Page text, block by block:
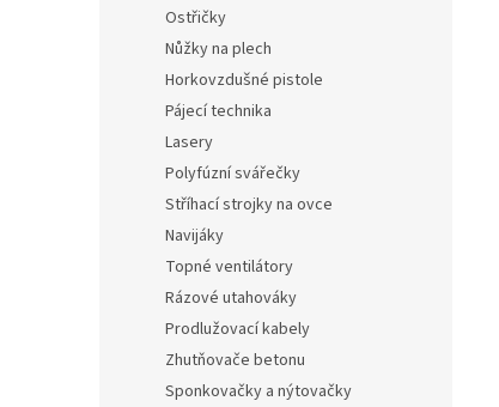
Ostřičky
Nůžky na plech
Horkovzdušné pistole
Pájecí technika
Lasery
Polyfúzní svářečky
Stříhací strojky na ovce
Navijáky
Topné ventilátory
Rázové utahováky
Prodlužovací kabely
Zhutňovače betonu
Sponkovačky a nýtovačky